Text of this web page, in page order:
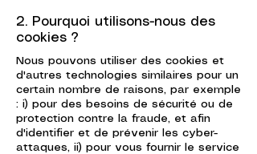
2. Pourquoi utilisons-nous des
cookies ?
Nous pouvons utiliser des cookies et
d'autres technologies similaires pour un
certain nombre de raisons, par exemple
: i) pour des besoins de sécurité ou de
protection contre la fraude, et afin
d'identifier et de prévenir les cyber-
attaques, ii) pour vous fournir le service